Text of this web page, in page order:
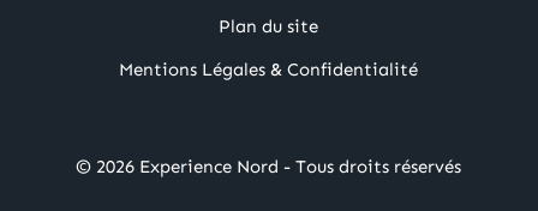
Plan du site
Mentions Légales & Confidentialité
© 2026 Experience Nord - Tous droits réservés